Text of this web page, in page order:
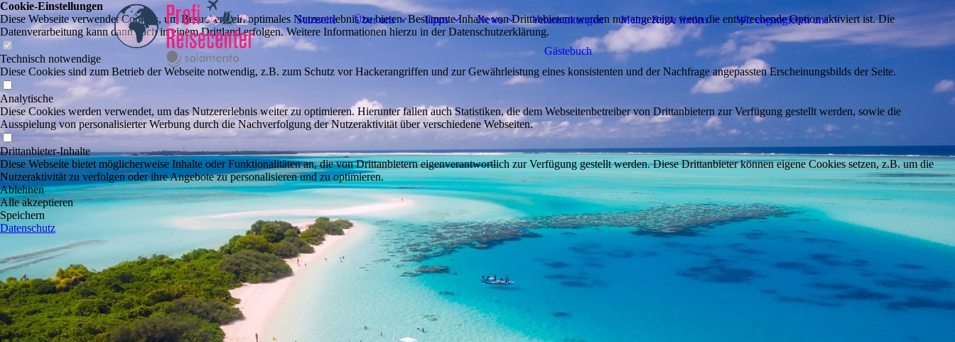
Startseite Über uns Tipps News Veranstaltungen Meine Reise finden Wir engangieren uns
Gästebuch
Cookie-Einstellungen
Diese Webseite verwendet Cookies, um Besuchern ein optimales Nutzererlebnis zu bieten. Bestimmte Inhalte von Drittanbietern werden nur angezeigt, wenn die entsprechende Option aktiviert ist. Die
Datenverarbeitung kann dann auch in einem Drittland erfolgen. Weitere Informationen hierzu in der Datenschutzerklärung.
Technisch notwendige
Diese Cookies sind zum Betrieb der Webseite notwendig, z.B. zum Schutz vor Hackerangriffen und zur Gewährleistung eines konsistenten und der Nachfrage angepassten Erscheinungsbilds der Seite.
Analytische
Diese Cookies werden verwendet, um das Nutzererlebnis weiter zu optimieren. Hierunter fallen auch Statistiken, die dem Webseitenbetreiber von Drittanbietern zur Verfügung gestellt werden, sowie die
Ausspielung von personalisierter Werbung durch die Nachverfolgung der Nutzeraktivität über verschiedene Webseiten.
Drittanbieter-Inhalte
Diese Webseite bietet möglicherweise Inhalte oder Funktionalitäten an, die von Drittanbietern eigenverantwortlich zur Verfügung gestellt werden. Diese Drittanbieter können eigene Cookies setzen, z.B. um die
Nutzeraktivität zu verfolgen oder ihre Angebote zu personalisieren und zu optimieren.
Ablehnen
Alle akzeptieren
Speichern
Datenschutz